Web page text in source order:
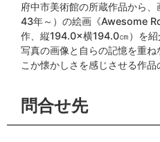
府中市美術館の所蔵作品から
43年～）の絵画《Awesome
作、縦194.0×横194.0㎝）を紹
写真の画像と自らの記憶を重
こか懐かしさを感じさせる作品
問合せ先